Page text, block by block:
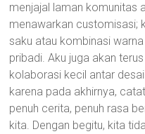
menjajal laman komunitas
menawarkan customisasi;
saku atau kombinasi
pribadi. Aku juga akan
kolaborasi kecil antar
karena pada akhirnya,
penuh cerita, penuh rasa
kita. Dengan begitu, kita